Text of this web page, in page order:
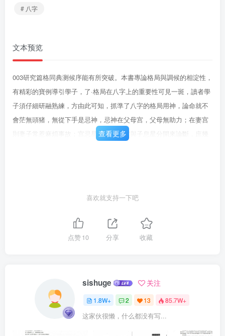
# 八字
文本预览
003研究篇格同典测候序能有所突破。本書專論格局與調候的相淀性，
有精彩的寶例導引學子，了·格局在八字上的重要性可見一斑，讀者學
子須仔細研融熟練，方由此可知，抓準了八字的格局用神，論命就不
會茫無頭猪，無從下手是忌神，忌神在父母宫，父母無助力；在妻宫
則妻子常惹麻煩事故；宫忌星喜，子息宫與子息星分開來論斷，庶幾
為正官格，馬上知道這八字重視格局。格局也是用神，只要能從八字
查看更多
喜欢就支持一下吧
点赞10 分享 收藏
sishuge 关注
1.8W+ 2 13 85.7W+
这家伙很懒，什么都没有写...